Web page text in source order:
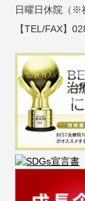
日曜日休院（※
【TEL/FAX】